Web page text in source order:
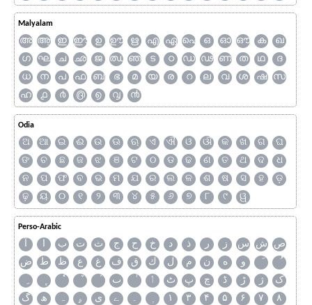
Malyalam
അ ആ ഇ ഈ ഉ ഊ ഋ എ ഏ ഐ ഒ ഓ ഔ ക
ഖ
ഗ
ഘ ച ഛ ജ ഝ ഞ ട ഠ ഡ ഢ ണ ത ഥ
ദ
ധ
ന പ ഫ ബ ഭ മ യ ര റ ല വ ശ ഷ
സ
ഹ
൧ ൪ ൫ ൭ ൮ ൯
Odia
ଅ ଆ ଇ ଈ ଉ ଊ ଋ ଏ ଐ ଓ ଔ କ ଖ ଗ
ଘ
ଙ
ଚ ଛ ଜ ଝ ଞ ଟ ଠ ଡ ଢ ଣ ତ ଥ ଦ
ଧ
ନ
ପ ଫ ବ ଭ ମ ଯ ର ଲ ଳ ଶ ଷ ସ ହ
ଡ଼
ଢ଼
ୟ ୦ ୧ ୨ ୩ ୪ ୫ ୬ ୭ ୮ ୯ ୱ
Perso-Arabic
آ ا ب ت ث ج ح خ د ذ ر ز س ش ص
ض
ط ظ ع غ ف ق ك ل م ن ه
و
ٮ
ٲ ٹ پ چ ڈ ڑ ژ
ک
گ
ھ ہ ۄ ی ے ۔ ۱ ۳ ۴ ۵ ۶ ۷
۸